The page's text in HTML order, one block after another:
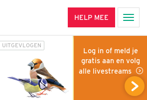
HELP MEE
UITGEVLOGEN
Log in of meld je
gratis aan en volg
alle livestreams